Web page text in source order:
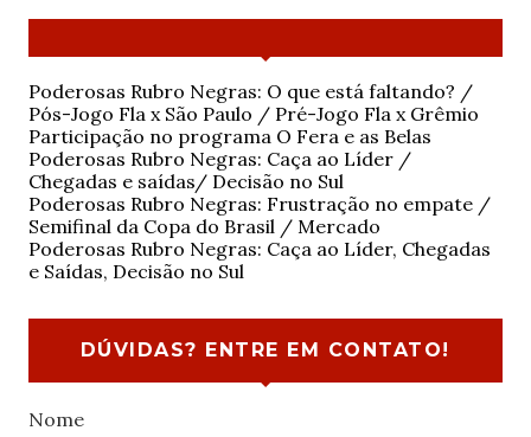
Poderosas Rubro Negras: O que está faltando? /
Pós-Jogo Fla x São Paulo / Pré-Jogo Fla x Grêmio
Participação no programa O Fera e as Belas
Poderosas Rubro Negras: Caça ao Líder /
Chegadas e saídas/ Decisão no Sul
Poderosas Rubro Negras: Frustração no empate /
Semifinal da Copa do Brasil / Mercado
Poderosas Rubro Negras: Caça ao Líder, Chegadas
e Saídas, Decisão no Sul
DÚVIDAS? ENTRE EM CONTATO!
Nome